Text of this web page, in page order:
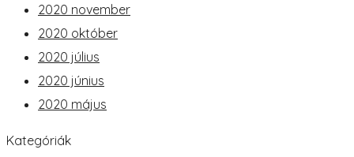
2020 november
2020 október
2020 július
2020 június
2020 május
Kategóriák